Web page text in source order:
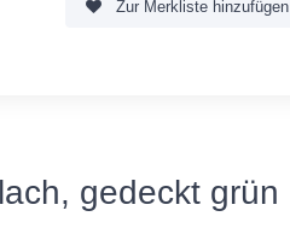
Zur Merkliste hinzufügen
gedeckt grün